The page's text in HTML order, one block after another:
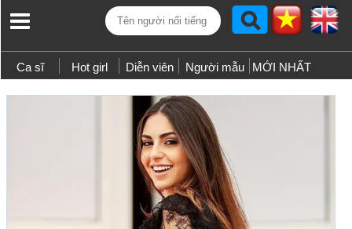
Ca sĩ Hot girl Diễn viên Người mẫu MỚI NHẤT